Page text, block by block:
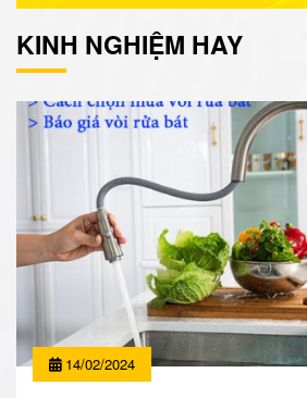
KINH NGHIỆM HAY
14/02/2024